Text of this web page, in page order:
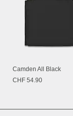
Camden All Black
CHF 54.90